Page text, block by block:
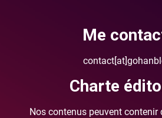
Me
Charte
Nos contenus peuvent contenir